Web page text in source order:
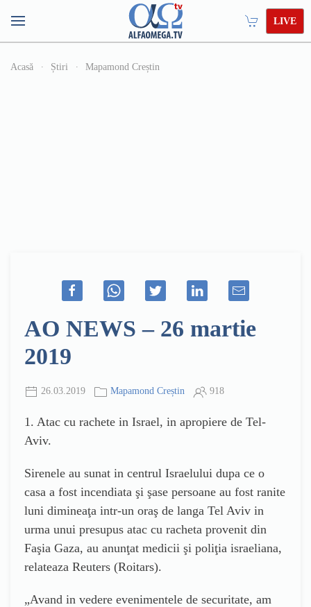
LIVE
Acasă Știri Mapamond Creștin
AO NEWS – 26 martie
2019
26.03.2019 Mapamond Creștin 918
1. Atac cu rachete in Israel, in apropiere de Tel-
Aviv.
Sirenele au sunat in centrul Israelului dupa ce o
casa a fost incendiata şi şase persoane au fost ranite
luni dimineaţa intr-un oraş de langa Tel Aviv in
urma unui presupus atac cu racheta provenit din
Faşia Gaza, au anunţat medicii şi poliţia israeliana,
relateaza Reuters (Roitars).
„Avand in vedere evenimentele de securitate, am